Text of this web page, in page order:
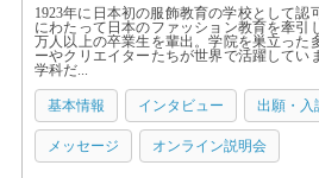
1923年に日本初の服飾教育の学校として認
にわたって日本のファッション教育を牽引
万人以上の卒業生を輩出。学院を巣立った
ーやクリエイターたちが世界で活躍してい
学科だ...
基本情報 インタビュー 出願・入
メッセージ オンライン説明会